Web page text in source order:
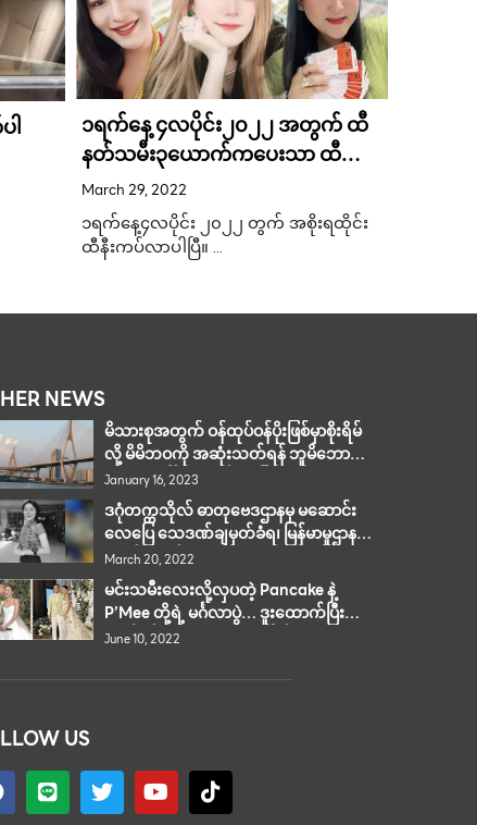
ါ
၁ရက်နေ့ ၄လပိုင်း၂၀၂၂ အတွက် ထီ
နတ်သမီး၃ယောက်ကပေးသာ ထီ
ဂဏန်း
March 29, 2022
၁ရက်နေ့၄လပိုင်း ၂၀၂၂ တွက် အစိုးရထိုင်း
ထီနီးကပ်လာပါပြီ။ …
NEWS
မိသားစုအတွက် ဝန်ထုပ်ဝန်ပိုးဖြစ်မှာစိုးရိမ်
လို့ မိမိဘဝကို အဆုံးသတ်ရန် ဘူမိဘော
တံတားပေါ်ကနေ ခုန်ချဖို့ကြိုးပမ်း
January 16, 2023
ဒဂုံတက္ကသိုလ် ဓာတုဗေဒဌာနမှ မဆောင်း
လေပြေ သေဒဏ်ချမှတ်ခံရ၊ မြန်မာမှုဌာနမှ
ကိုနိုင်အောင် (ခ) Snake ထောင်ဒဏ်တ
သက်
March 20, 2022
မင်းသမီးလေးလို့လှပတဲ့ Pancake နဲ့
P’Mee တို့ရဲ့ မင်္ဂလာပွဲ… ဒူးထောက်ပြီး
လက်စွပ်ဝတ်ပေးနေတဲ့ ချိုမြိန်တဲ့ ပုံရိပ်တွေ
June 10, 2022
US